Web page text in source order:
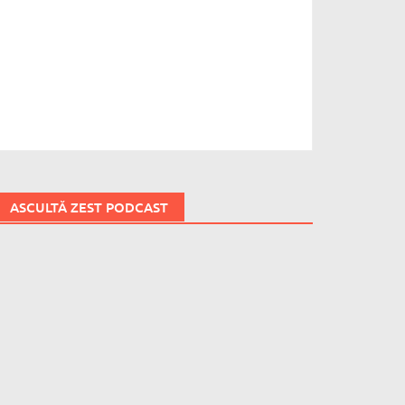
ASCULTĂ ZEST PODCAST